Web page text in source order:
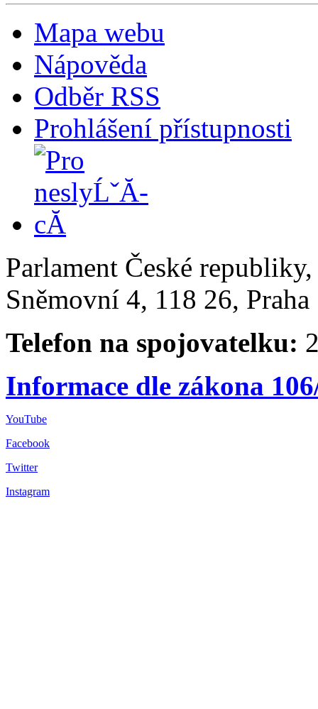
Mapa webu
Nápověda
Odběr RSS
Prohlášení přístupnosti
Parlament České
Sněmovní 4, 118 26,
Telefon na spojovatelku:
Informace dle zákona
YouTube
Facebook
Twitter
Instagram